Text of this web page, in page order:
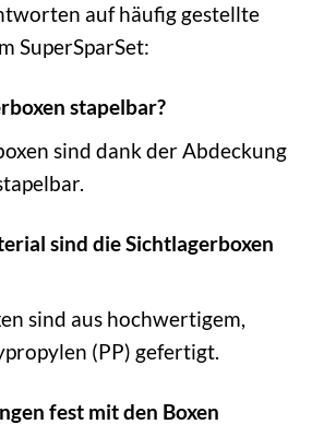
auf häufig gestellte
SuperSparSet:
stapelbar?
sind dank der Abdeckung
sind die Sichtlagerboxen
sind aus hochwertigem,
(PP) gefertigt.
fest mit den Boxen